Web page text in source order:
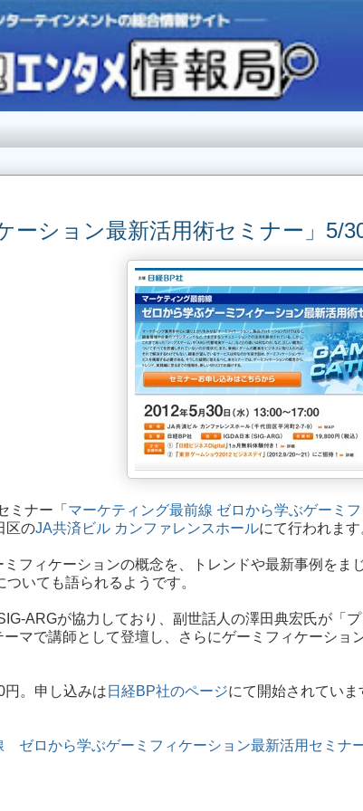
ーション最新活用術セミナー」5/
ミナー「 マーケティング最前線 ゼロから学ぶゲーミ
区のJA共済ビル カンファレンスホールにて行われます
フィケーションの概念を、トレンドや最新事例をま
いても語られるようです。
ARGが協力しており、副世話人の澤田典宏氏が「
マで講師として登壇し、さらにゲーミフィケーショ
円。申し込みは 日経BP社のページにて開始されていま
ゼロから学ぶゲーミフィケーション最新活用セミナ